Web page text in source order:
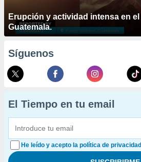
Erupción y actividad intensa en
Guatemala.
Síguenos
El Tiempo en tu email
He leído y acepto la política de